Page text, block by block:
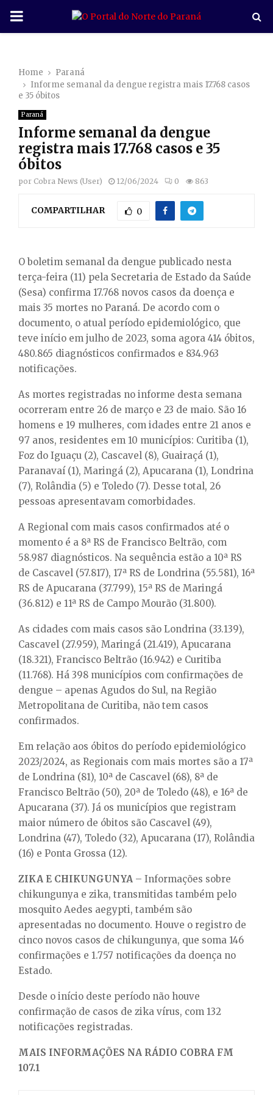
P
M
A
R
E
N
U
Home
Paraná
Informe semanal da dengue registra mais 17.768 casos
e 35 óbitos
Paraná
Informe semanal da dengue
registra mais 17.768 casos e 35
óbitos
por Cobra News (User) 12/06/2024 0 863
COMPARTILHAR 0
O boletim semanal da dengue publicado nesta
terça-feira (11) pela Secretaria de Estado da Saúde
(Sesa) confirma 17.768 novos casos da doença e
mais 35 mortes no Paraná. De acordo com o
documento, o atual período epidemiológico, que
teve início em julho de 2023, soma agora 414 óbitos,
480.865 diagnósticos confirmados e 834.963
notificações.
As mortes registradas no informe desta semana
ocorreram entre 26 de março e 23 de maio. São 16
homens e 19 mulheres, com idades entre 21 anos e
97 anos, residentes em 10 municípios: Curitiba (1),
Foz do Iguaçu (2), Cascavel (8), Guairaçá (1),
Paranavaí (1), Maringá (2), Apucarana (1), Londrina
(7), Rolândia (5) e Toledo (7). Desse total, 26
pessoas apresentavam comorbidades.
A Regional com mais casos confirmados até o
momento é a 8ª RS de Francisco Beltrão, com
58.987 diagnósticos. Na sequência estão a 10ª RS
de Cascavel (57.817), 17ª RS de Londrina (55.581), 16ª
RS de Apucarana (37.799), 15ª RS de Maringá
(36.812) e 11ª RS de Campo Mourão (31.800).
As cidades com mais casos são Londrina (33.139),
Cascavel (27.959), Maringá (21.419), Apucarana
(18.321), Francisco Beltrão (16.942) e Curitiba
(11.768). Há 398 municípios com confirmações de
dengue – apenas Agudos do Sul, na Região
Metropolitana de Curitiba, não tem casos
confirmados.
Em relação aos óbitos do período epidemiológico
2023/2024, as Regionais com mais mortes são a 17ª
de Londrina (81), 10ª de Cascavel (68), 8ª de
Francisco Beltrão (50), 20ª de Toledo (48), e 16ª de
Apucarana (37). Já os municípios que registram
maior número de óbitos são Cascavel (49),
Londrina (47), Toledo (32), Apucarana (17), Rolândia
(16) e Ponta Grossa (12).
ZIKA E CHIKUNGUNYA – Informações sobre
chikungunya e zika, transmitidas também pelo
mosquito Aedes aegypti, também são
apresentadas no documento. Houve o registro de
cinco novos casos de chikungunya, que soma 146
confirmações e 1.757 notificações da doença no
Estado.
Desde o início deste período não houve
confirmação de casos de zika vírus, com 132
notificações registradas.
MAIS INFORMAÇÕES NA RÁDIO COBRA FM
107.1